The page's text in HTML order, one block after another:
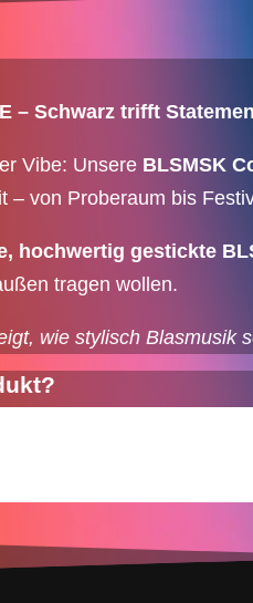
– Schwarz trifft
Vibe: Unsere BLSMSK
– von Proberaum bis
hochwertig gestickte
tragen wollen.
wie stylisch Blasmusik